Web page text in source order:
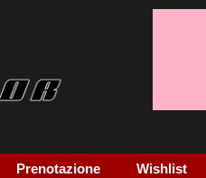
Prenotazione Wishlist